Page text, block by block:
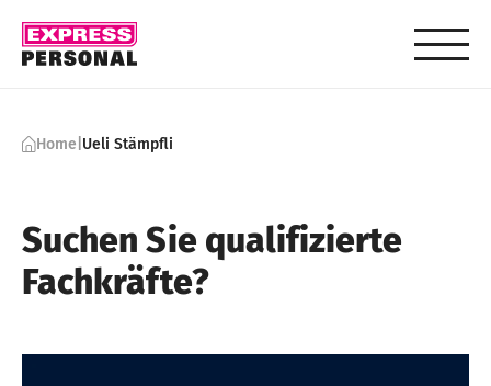
Home|Ueli Stämpfli
Suchen Sie qualifizierte
Fachkräfte?